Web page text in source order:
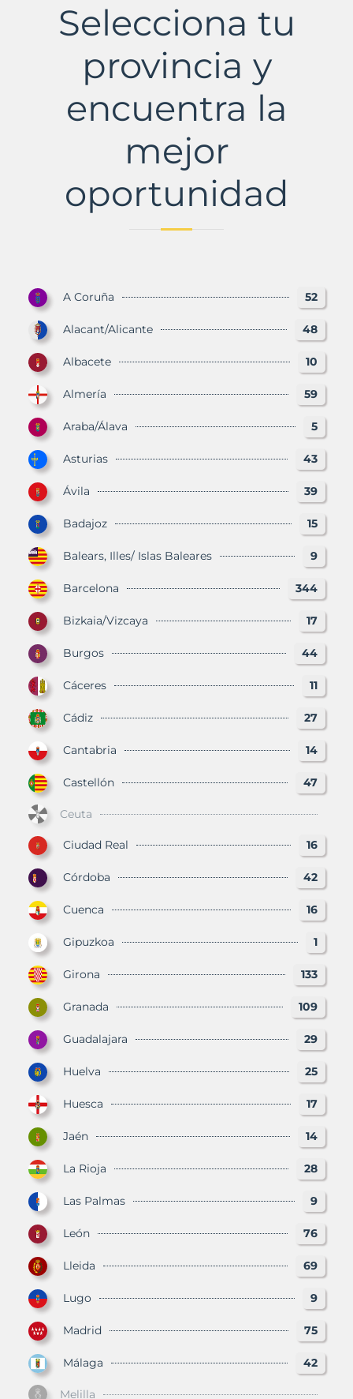
MunicipioSelecciona tu
provincia y
encuentra la
mejor
oportunidad
A Coruña 52
Alacant/Alicante 48
Albacete 10
Almería 59
Araba/Álava 5
Asturias 43
Ávila 39
Badajoz 15
Balears, Illes/ Islas Baleares 9
Barcelona 344
Bizkaia/Vizcaya 17
Burgos 44
Cáceres 11
Cádiz 27
Cantabria 14
Castellón 47
Ceuta
Ciudad Real 16
Córdoba 42
Cuenca 16
Gipuzkoa 1
Girona 133
Granada 109
Guadalajara 29
Huelva 25
Huesca 17
Jaén 14
La Rioja 28
Las Palmas 9
León 76
Lleida 69
Lugo 9
Madrid 75
Málaga 42
Melilla